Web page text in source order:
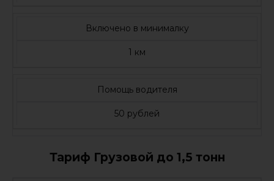
Включено в минималку
1 км
Помощь водителя
50 рублей
Тариф Грузовой до 1,5 тонн